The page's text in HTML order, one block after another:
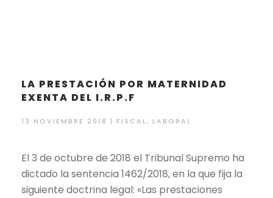
LA PRESTACIÓN POR MATERNIDAD
EXENTA DEL I.R.P.F
13 NOVIEMBRE 2018 | FISCAL, LABORAL
El 3 de octubre de 2018 el Tribunal Supremo ha
dictado la sentencia 1462/2018, en la que fija la
siguiente doctrina legal: «Las prestaciones